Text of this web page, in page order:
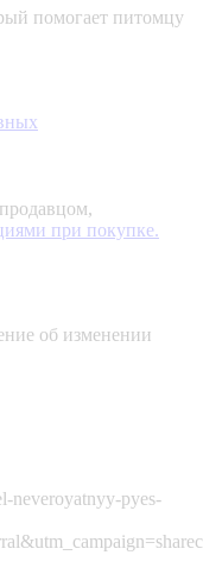
помогает питомцу
при покупке.
об изменении
neveroyatnyy-pyes-